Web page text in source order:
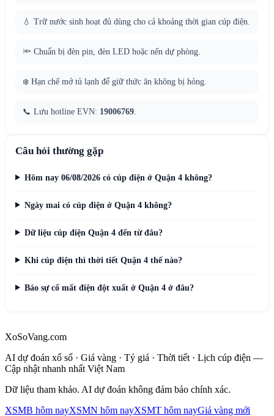
💧 Trữ nước sinh hoạt đủ dùng cho cả khoảng thời gian cúp điện.
🔦 Chuẩn bị đèn pin, đèn LED hoặc nến dự phòng.
❄️ Hạn chế mở tủ lạnh để giữ thức ăn không bị hỏng.
📞 Lưu hotline EVN: 19006769
Câu hỏi thường gặp
Hôm nay 06/08/2026 có cúp điện ở Quận 4 không?
Ngày mai có cúp điện ở Quận 4 không?
Dữ liệu cúp điện Quận 4 đến từ đâu?
Khi cúp điện thì thời tiết Quận 4 thế nào?
Báo sự cố mất điện đột xuất ở Quận 4 ở đâu?
XoSoVang.com
AI dự đoán xổ số · Giá vàng · Tỷ giá · Thời tiết · Lịch cúp điện —
Cập nhật nhanh nhất Việt Nam
Dữ liệu tham khảo. AI dự đoán không đảm bảo chính xác.
XSMB hôm nayXSMN hôm nayXSMT hôm nayGiá vàng mới